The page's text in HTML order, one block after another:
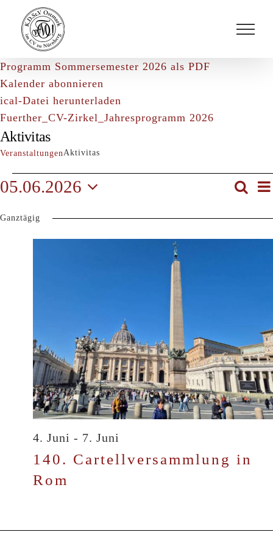
Inhalt
springen
Programm Sommersemester 2026 als PDF
Kalender abonnieren
ical-Datei herunterladen
Fuerther_CV-Zirkel_Jahresprogramm 2026
Aktivitas
VeranstaltungenAktivitas
Veranstaltungen
5.
und
Suche
Tag
05.06.2026
wählen.
Ganztägig
140. Cartellversammlung in
Rom
4. Juni - 7. Juni